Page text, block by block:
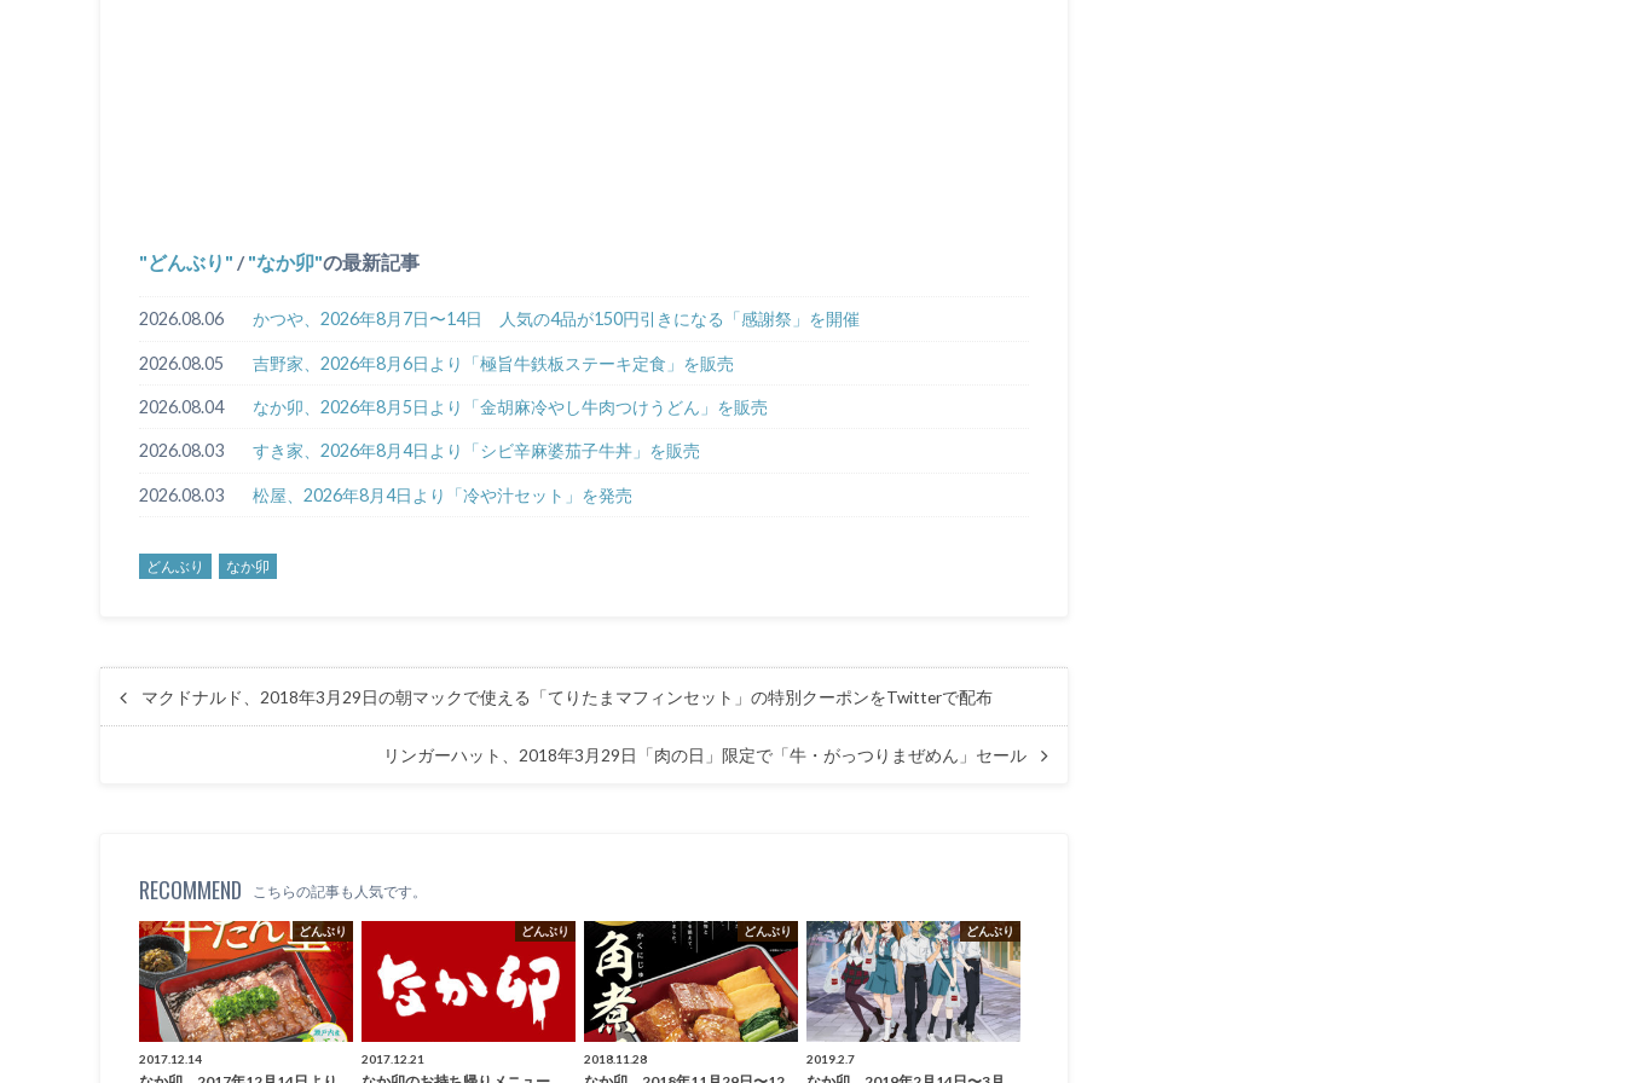
どんぶり / なか卯 の最新記事
2026.08.06 かつや、2026年8月7日〜14日 人気の4品が150円引きになる「感謝祭」を開催
2026.08.05 吉野家、2026年8月6日より「極旨牛鉄板ステーキ定食」を販売
2026.08.04 なか卯、2026年8月5日より「金胡麻冷やし牛肉つけうどん」を販売
2026.08.03 すき家、2026年8月4日より「シビ辛麻婆茄子牛丼」を販売
2026.08.03 松屋、2026年8月4日より「冷や汁セット」を発売
どんぶり なか卯
マクドナルド、2018年3月29日の朝マックで使える「てりたまマフィンセット」の特別クーポンをTwitterで配布
リンガーハット、2018年3月29日「肉の日」限定で「牛・がっつりまぜめん」セール
RECOMMEND こちらの記事も人気です。
どんぶり
2017.12.14
どんぶり
2017.12.21
どんぶり
2018.11.28
どんぶり
2019.2.7